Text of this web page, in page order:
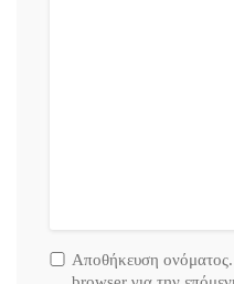
Αποθήκευση ονόματος.